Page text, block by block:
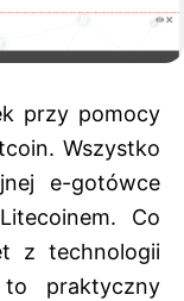
przy pomocy
Wszystko
e-gotówce
Co
z technologii
praktyczny